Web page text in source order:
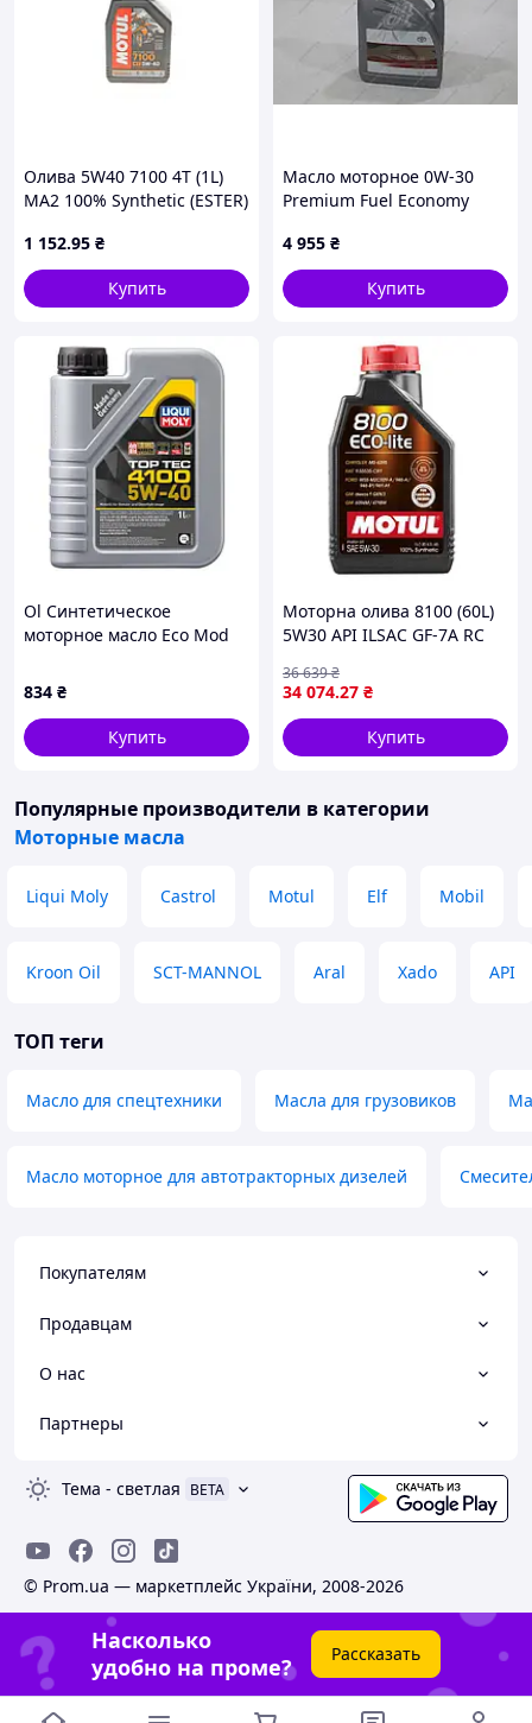
Олива 5W40 7100 4T (1L)
MA2 100% Synthetic (ESTER)
UA61
1 152.95 ₴
Купить
Масло моторное 0W-30
Premium Fuel Economy
TOYOTA
4 955 ₴
Купить
Ol Синтетическое
моторное масло Eco Mod
SAE 5W-40 1л для
дизельных двигателей
TOP22-G
834 ₴
Купить
Моторна олива 8100 (60L)
5W30 API ILSAC GF-7A RC
DEXOS1 GEN2 DEXOS1
GEN3
34 074.27 ₴
36 639₴
Купить
Популярные производители в категории
Моторные масла
Liqui Moly Castrol Motul Elf Mobil
Kroon Oil SCT-MANNOL Aral Xado API
ТОП теги
Масло для спецтехники Масла для грузовиков
Масло моторное для автотракторных дизелей
Покупателям
Продавцам
О нас
Партнеры
Тема - светлая BETA
© Prom.ua — маркетплейс України, 2008-2026
Насколько
удобно на проме?
Рассказать